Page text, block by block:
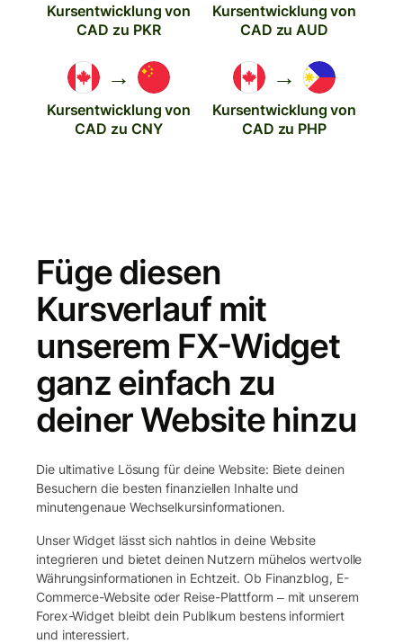
Kursentwicklung von
CAD zu PKR
Kursentwicklung von
CAD zu AUD
→
Kursentwicklung von
CAD zu CNY
→
Kursentwicklung von
CAD zu PHP
Füge diesen
Kursverlauf mit
unserem FX-Widget
ganz einfach zu
deiner Website hinzu
Die ultimative Lösung für deine Website: Biete deinen
Besuchern die besten finanziellen Inhalte und
minutengenaue Wechselkursinformationen.
Unser Widget lässt sich nahtlos in deine Website
integrieren und bietet deinen Nutzern mühelos wertvolle
Währungsinformationen in Echtzeit. Ob Finanzblog, E-
Commerce-Website oder Reise-Plattform ‒ mit unserem
Forex-Widget bleibt dein Publikum bestens informiert
und interessiert.